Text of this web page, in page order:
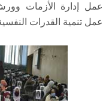
عمل إدارة الأزمات
عمل تنمية القدرات